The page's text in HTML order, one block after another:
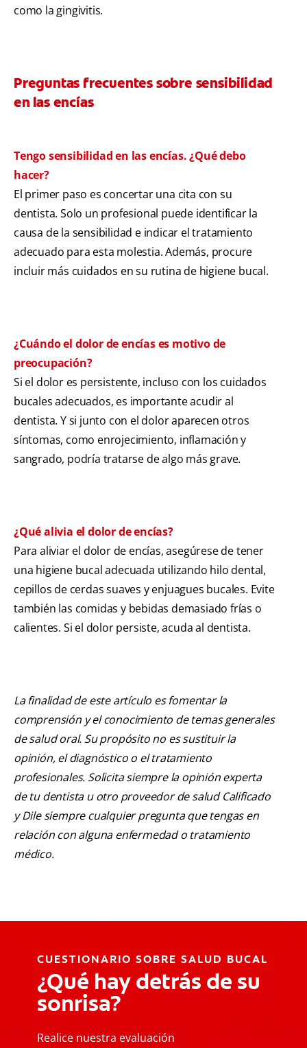
como la gingivitis.
Preguntas frecuentes sobre sensibilidad
en las encías
Tengo sensibilidad en las encías. ¿Qué debo
hacer?
El primer paso es concertar una cita con su
dentista. Solo un profesional puede identificar la
causa de la sensibilidad e indicar el tratamiento
adecuado para esta molestia. Además, procure
incluir más cuidados en su rutina de higiene bucal.
¿Cuándo el dolor de encías es motivo de
preocupación?
Si el dolor es persistente, incluso con los cuidados
bucales adecuados, es importante acudir al
dentista. Y si junto con el dolor aparecen otros
síntomas, como enrojecimiento, inflamación y
sangrado, podría tratarse de algo más grave.
¿Qué alivia el dolor de encías?
Para aliviar el dolor de encías, asegúrese de tener
una higiene bucal adecuada utilizando hilo dental,
cepillos de cerdas suaves y enjuagues bucales. Evite
también las comidas y bebidas demasiado frías o
calientes. Si el dolor persiste, acuda al dentista.
La finalidad de este artículo es fomentar la
comprensión y el conocimiento de temas generales
de salud oral. Su propósito no es sustituir la
opinión, el diagnóstico o el tratamiento
profesionales. Solicita siempre la opinión experta
de tu dentista u otro proveedor de salud Calificado
y Dile siempre cualquier pregunta que tengas en
relación con alguna enfermedad o tratamiento
médico.
CUESTIONARIO SOBRE SALUD BUCAL
¿Qué hay detrás de su
sonrisa?
Realice nuestra evaluación